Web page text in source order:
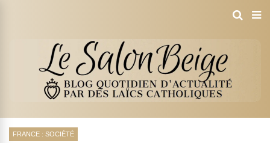
FRANCE : SOCIÉTÉ